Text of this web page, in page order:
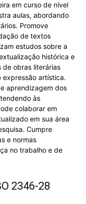
em curso de nível
aulas, abordando
Promove
de textos
estudos sobre a
histórica e
de obras literárias
expressão artística.
aprendizagem dos
às
colaborar em
em sua área
Cumpre
e normas
no trabalho e de
2346-28